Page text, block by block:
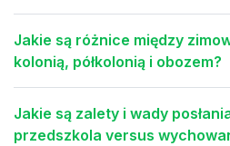
Jakie są różnice między
kolonią, półkolonią i obozem?
Jakie są zalety i wady
przedszkola versus